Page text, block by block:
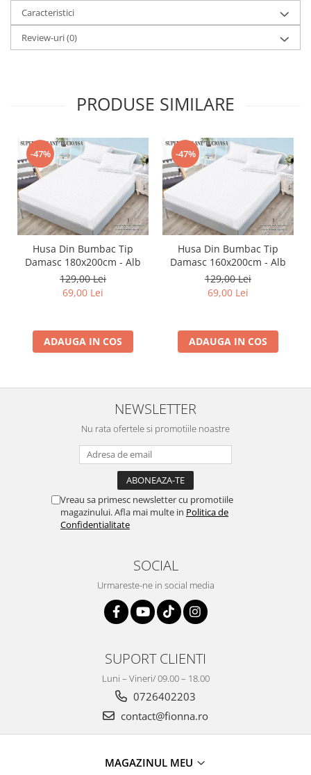
Caracteristici
Review-uri(0)
PRODUSE SIMILARE
-47%
Husa Din Bumbac Tip
Damasc 180x200cm - Alb
129,00 Lei
69,00 Lei
ADAUGA IN COS
-47%
Husa Din Bumbac Tip
Damasc 160x200cm - Alb
129,00 Lei
69,00 Lei
ADAUGA IN COS
NEWSLETTER
Nu rata ofertele si promotiile noastre
Vreau sa primesc newsletter cu promotiile
magazinului. Afla mai multe in Politica de
Confidentialitate
SOCIAL
Urmareste-ne in social media
SUPORT CLIENTI
Luni – Vineri/ 09.00 – 18.00
0726402203
contact@fionna.ro
MAGAZINUL MEU